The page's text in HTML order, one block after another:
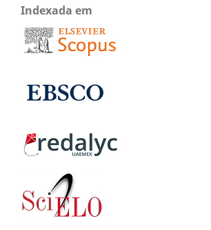
Indexada em